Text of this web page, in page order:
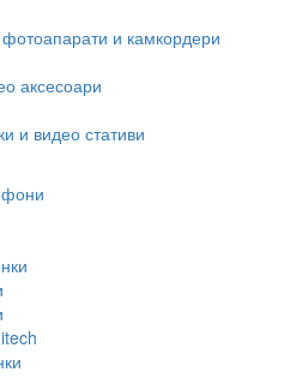
и камкордери
аксесоари
и видео стативи